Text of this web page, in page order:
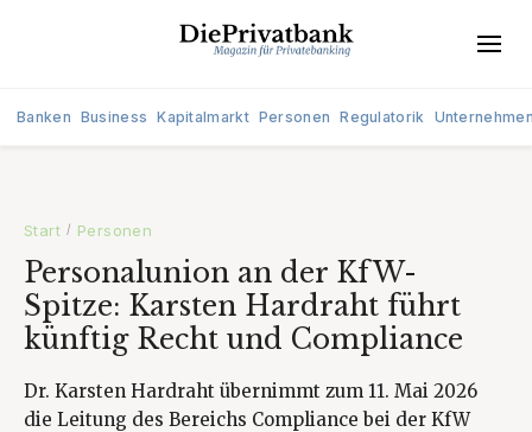
Banken Business Kapitalmarkt Personen Regulatorik
Start / Personen
Personalunion an der KfW-
Spitze: Karsten Hardraht führt
künftig Recht und Compliance
Dr. Karsten Hardraht übernimmt zum 11. Mai 2026
die Leitung des Bereichs Compliance bei der KfW